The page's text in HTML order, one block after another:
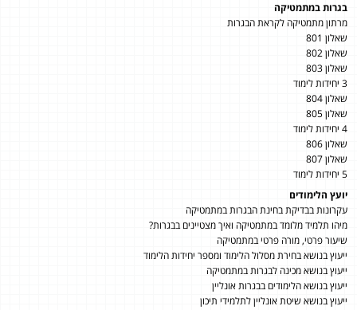
בגרות במתמטיקה
מרתון מתמטיקה לקראת הבגרות
שאלון 801
שאלון 802
שאלון 803
3 יחידות לימוד
שאלון 804
שאלון 805
4 יחידות לימוד
שאלון 806
שאלון 807
5 יחידות לימוד
יועץ הלימודים
עקרונות בבדיקת בחינת הבגרות במתמטיקה
מיהו תלמיד מלומד במתמטיקה ואיך מצטיינים בבגרות?
שיעור פרטי, מורה פרטי במתמטיקה
ייעוץ בנושא בחירת מסלול הלימוד ומספר יחידות הלימוד
ייעוץ בנושא מכינה לבגרות במתמטיקה
ייעוץ בנושא הלימודים בבגרות אונליין
ייעוץ בנושא שיטת אונליין לתלמידי תיכון